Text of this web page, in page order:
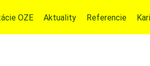
OZE Aktuality Referencie